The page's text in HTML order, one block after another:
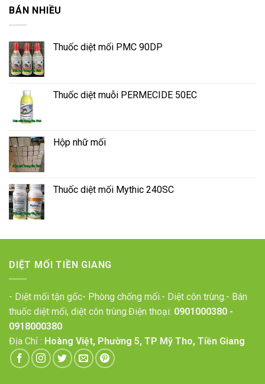
BÁN NHIỀU
Thuốc diệt mối PMC 90DP
Thuốc diệt muỗi PERMECIDE 50EC
Hộp nhữ mối
Thuốc diệt mối Mythic 240SC
DIỆT MỐI TIỀN GIANG
- Diệt mối tận gốc- Phòng chống mối.- Diệt côn trùng.- Bán
thuốc diệt mối, diệt côn trùng.Điện thoại: 0901000380 -
0918000380
Địa Chỉ : Hoàng Việt, Phường 5, TP Mỹ Tho, Tiền Giang